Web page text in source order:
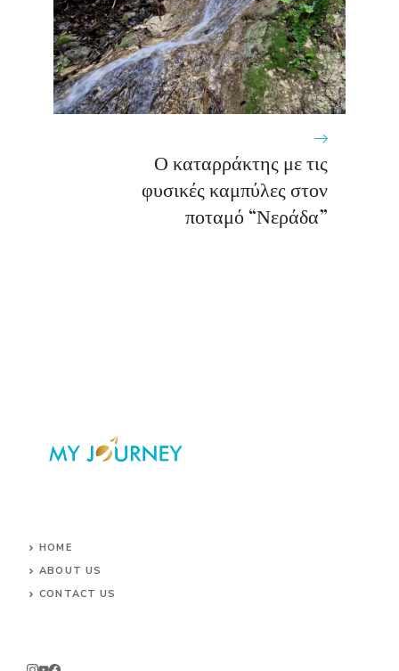
Ο καταρράκτης με τις
φυσικές καμπύλες στον
ποταμό “Νεράδα”
HOME
ABOUT US
CONTACT US